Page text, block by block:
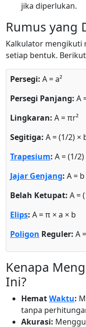
jika diperlukan.
Rumus yang
Kalkulator mengikuti
setiap bentuk.
Persegi: A = a²
Persegi Panjang: A
Lingkaran: A = πr²
Segitiga: A = (1/2) ×
Trapesium: A = (1/
Jajar Genjang: A =
Belah Ketupat: A =
Elips: A = π × a × b
Poligon Reguler: A
Kenapa
Ini?
HematWaktu:
tanpa
Akurasi: